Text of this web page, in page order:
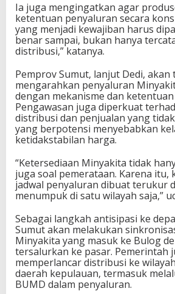
Ia juga mengingatkan agar
ketentuan penyaluran secara
yang menjadi kewajiban harus
benar sampai, bukan hanya
distribusi,” katanya.
Pemprov Sumut, lanjut Dedi, akan
mengarahkan penyaluran
dengan mekanisme dan
Pengawasan juga diperkuat
distribusi dan penjualan yang
yang berpotensi menyebabkan
ketidakstabilan harga.
“Ketersediaan Minyakita tidak
juga soal pemerataan. Karena itu,
jadwal penyaluran dibuat terukur
menumpuk di satu wilayah saja,”
Sebagai langkah antisipasi ke
Sumut akan melakukan
Minyakita yang masuk ke Bulog
tersalurkan ke pasar. Pemerintah
memperlancar distribusi ke
daerah kepulauan, termasuk
BUMD dalam penyaluran.